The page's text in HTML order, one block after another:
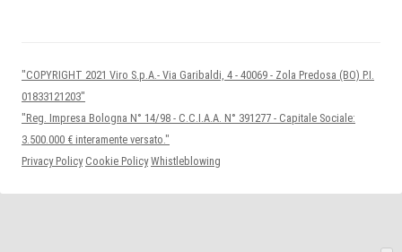
"COPYRIGHT 2021 Viro S.p.A.- Via Garibaldi, 4 - 40069 - Zola Predosa (BO) P.I.
01833121203"
"Reg. Impresa Bologna N° 14/98 - C.C.I.A.A. N° 391277 - Capitale Sociale:
3.500.000 € interamente versato."
Privacy Policy Cookie Policy Whistleblowing